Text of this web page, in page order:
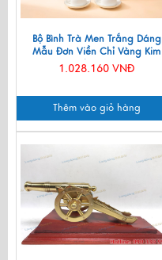
Bộ Bình Trà Men Trắng Dáng
Mẫu Đơn Viền Chỉ Vàng Kim
550ml BT001-7.2
1.028.160 VNĐ
Thêm vào giỏ hàng